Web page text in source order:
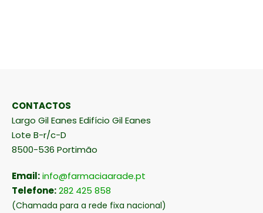
CONTACTOS
Largo Gil Eanes Edifício Gil Eanes
Lote B-r/c-D
8500-536 Portimão
Email:info@farmaciaarade.pt
Telefone:282 425 858
(Chamada para a rede fixa nacional)